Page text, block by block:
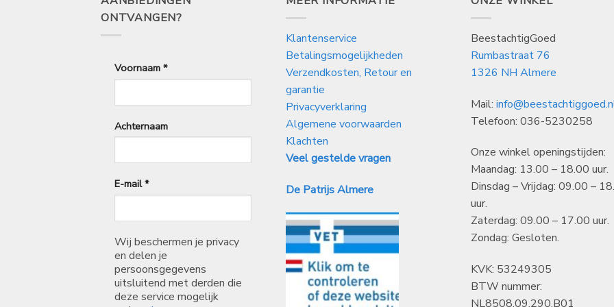
ONTVANGEN?
Voornaam *
Achternaam
E-mail*
Wij beschermen je privacy
en delen je
persoonsgegevens
uitsluitend met derden die
deze service mogelijk
Klantenservice
Betalingsmogelijkheden
Verzendkosten, Retour en
garantie
Privacyverklaring
Algemene voorwaarden
Klachten
Veel gestelde vragen
De Patrijs Almere
BeestachtigGoed
Rumbastraat 76
1326 NH Almere
Mail:
Telefoon: 036-5230258
Onze winkel openingstijden:
Maandag: 13.00 – 18.00 uur.
Dinsdag – Vrijdag: 09.00 –
uur.
Zaterdag: 09.00 – 17.00 uur.
Zondag: Gesloten.
KVK: 53249305
BTW nummer:
NL8508.09.290.B01